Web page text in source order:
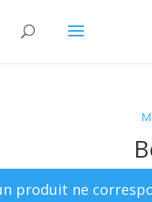
produit ne